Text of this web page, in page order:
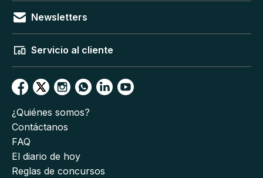
Newsletters
Servicio al cliente
¿Quiénes somos?
Contáctanos
FAQ
El diario de hoy
Reglas de concursos